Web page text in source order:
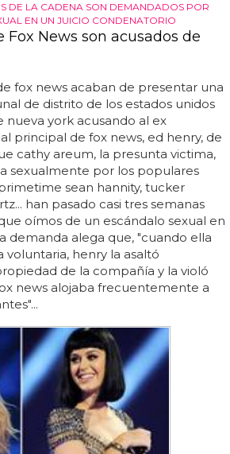
DE LA CADENA SON DEMANDADOS POR
EN UN JUICIO CONDENATORIO
Fox News son acusados de
fox news acaban de presentar una
de distrito de los estados unidos
nueva york acusando al ex
principal de fox news, ed henry, de
cathy areum, la presunta victima,
sexualmente por los populares
sean hannity, tucker
han pasado casi tres semanas
oímos de un escándalo sexual en
demanda alega que, "cuando ella
henry la asaltó
de la compañía y la violó
news alojaba frecuentemente a